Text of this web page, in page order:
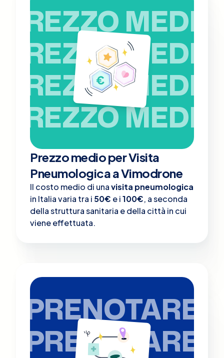
PREZZO MEDIO
PREZZO MEDIO
PREZZO MEDIO
PREZZO MEDIO
Prezzo medio per Visita
Pneumologica a Vimodrone
Il costo medio di unavisita pneumologica
in Italia varia tra i 50€ e i100€, a seconda
della struttura sanitaria e della città in cui
viene effettuata.
PRENOTARE
PRENOTARE